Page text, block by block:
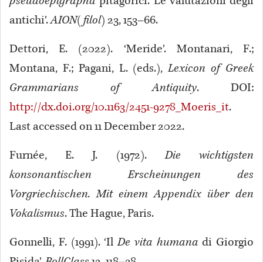
antichi’.AION(filol) 23, 153–66.
Dettori, E. (2022). ‘Meride’. Montanari, F.;
Montana, F.; Pagani, L. (eds.),Lexicon of Greek
Grammarians of Antiquity. DOI:
http://dx.doi.org/10.1163/2451-9278_Moeris_it.
Last accessed on 11 December 2022.
Furnée, E. J. (1972).Die wichtigsten
konsonantischen Erscheinungen des
Vorgriechischen. Mit einem Appendix über den
Vokalismus. The Hague, Paris.
Gonnelli, F. (1991). ‘IlDe vita humana di Giorgio